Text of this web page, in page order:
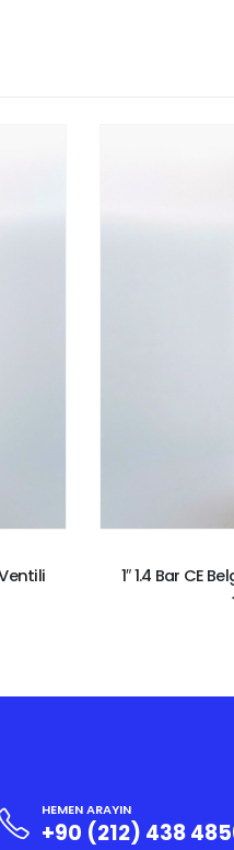
1″ 1.4 Bar CE
HEMEN ARAYIN
+90 (212) 438